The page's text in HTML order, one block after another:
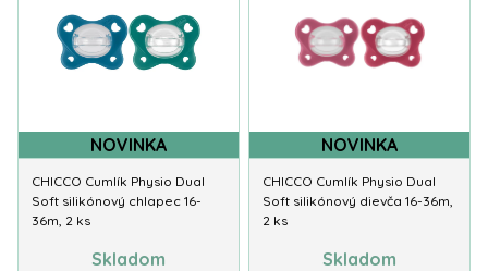
NOVINKA
CHICCO Cumlík Physio Dual
Soft silikónový chlapec 16-
36m, 2 ks
Skladom
NOVINKA
CHICCO Cumlík Physio Dual
Soft silikónový dievča 16-36m,
2 ks
Skladom